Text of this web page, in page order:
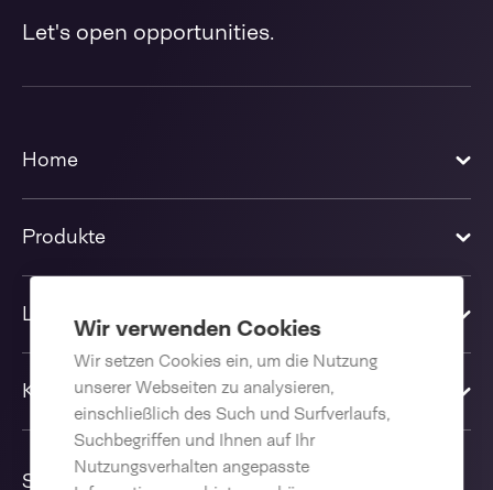
Wir verwenden Cookies
Wir setzen Cookies ein, um die Nutzung
unserer Webseiten zu analysieren,
einschließlich des Such und Surfverlaufs,
Suchbegriffen und Ihnen auf Ihr
Nutzungsverhalten angepasste
Let's open opportunities.
Home
Produkte
Lösungen
Kontakt
Sprache